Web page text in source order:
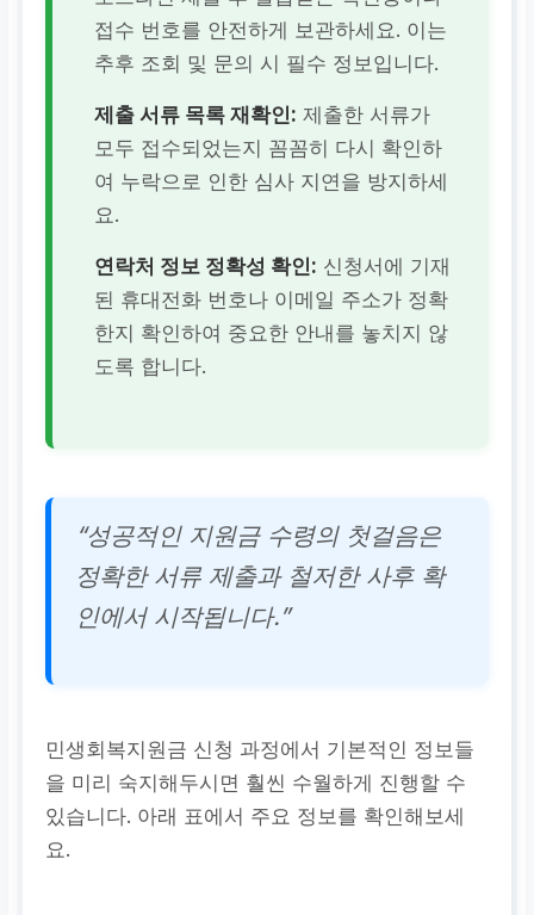
접수 번호를 안전하게 보관하세요. 이는
추후 조회 및 문의 시 필수 정보입니다.
제출 서류 목록 재확인: 제출한 서류가
모두 접수되었는지 꼼꼼히 다시 확인하
여 누락으로 인한 심사 지연을 방지하세
요.
연락처 정보 정확성 확인: 신청서에 기재
된 휴대전화 번호나 이메일 주소가 정확
한지 확인하여 중요한 안내를 놓치지 않
도록 합니다.
“성공적인 지원금 수령의 첫걸음은
정확한 서류 제출과 철저한 사후 확
인에서 시작됩니다.”
민생회복지원금 신청 과정에서 기본적인 정보들
을 미리 숙지해두시면 훨씬 수월하게 진행할 수
있습니다. 아래 표에서 주요 정보를 확인해보세
요.